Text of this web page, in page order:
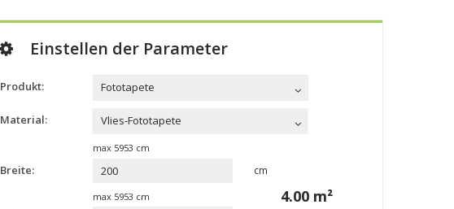
Einstellen der Parameter
Produkt: Fototapete
Material: Vlies-Fototapete
max 5953 cm
Breite: cm
max 5953 cm 4.00 m²